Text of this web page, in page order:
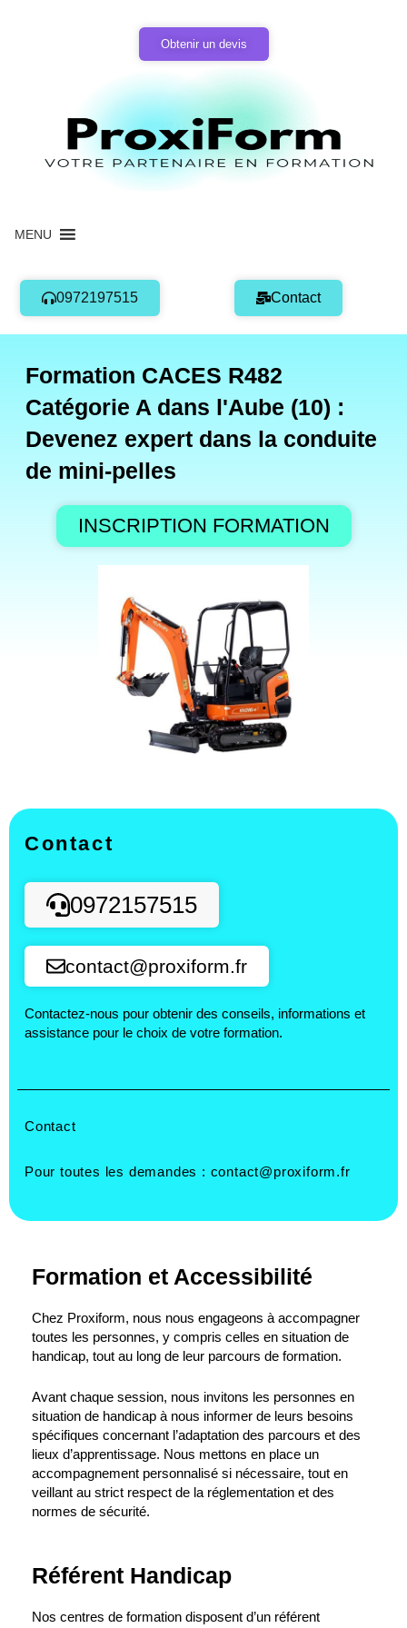
Obtenir un devis
MENU
0972197515 Contact
Formation CACES R482
Catégorie A dans l'Aube (10) :
Devenez expert dans la conduite
de mini-pelles
INSCRIPTION FORMATION
Contact
0972157515
contact@proxiform.fr
Contactez-nous pour obtenir des conseils, informations et
assistance pour le choix de votre formation.
Contact
Pour toutes les demandes : contact@proxiform.fr
Formation et Accessibilité
Chez Proxiform, nous nous engageons à accompagner
toutes les personnes, y compris celles en situation de
handicap, tout au long de leur parcours de formation.
Avant chaque session, nous invitons les personnes en
situation de handicap à nous informer de leurs besoins
spécifiques concernant l’adaptation des parcours et des
lieux d’apprentissage. Nous mettons en place un
accompagnement personnalisé si nécessaire, tout en
veillant au strict respect de la réglementation et des
normes de sécurité.
Référent Handicap
Nos centres de formation disposent d’un référent